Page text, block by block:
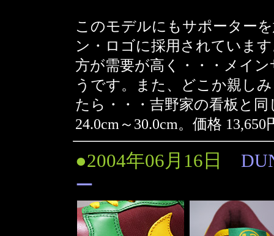
このモデルにもサポーター
ン・ロゴに採用されていま
方が需要が高く・・・メイ
うです。また、どこか親し
たら・・・吉野家の看板と
24.0cm～30.0cm。価格 13,650
●2004年06月16日
ー